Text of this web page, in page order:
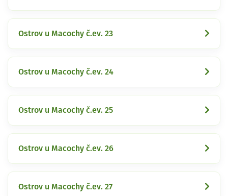
Ostrov u Macochy č.ev. 23
Ostrov u Macochy č.ev. 24
Ostrov u Macochy č.ev. 25
Ostrov u Macochy č.ev. 26
Ostrov u Macochy č.ev. 27